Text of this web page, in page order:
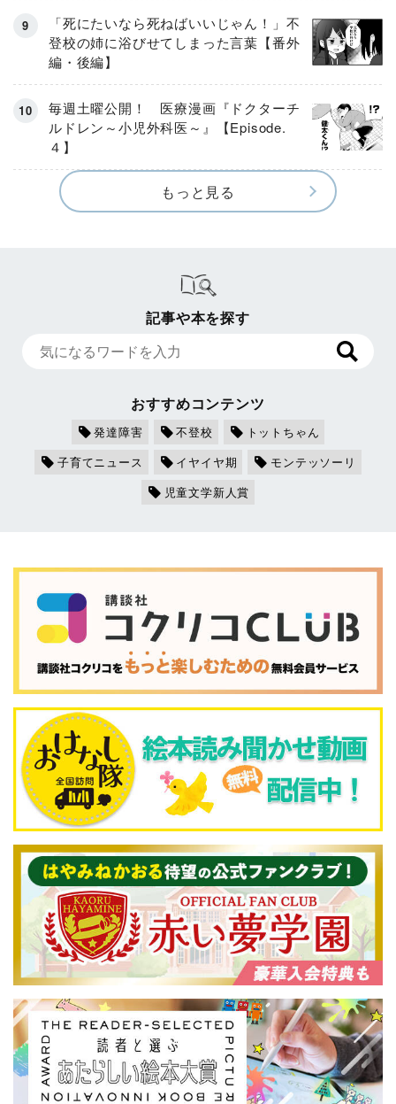
「死にたいなら死ねばいいじゃん！」不
登校の姉に浴びせてしまった言葉【番外
編・後編】
毎週土曜公開！ 医療漫画『ドクターチ
ルドレン～小児外科医～』【Episode.
４】
もっと見る
記事や本を探す
おすすめコンテンツ
発達障害 不登校
トットちゃん
子育てニュース
イヤイヤ期
モンテッソーリ
児童文学新人賞